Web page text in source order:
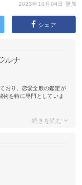
2023年10月04日 更新
シェア
ルナ
おり、恋愛全般の鑑定が
術を特に専門としていま